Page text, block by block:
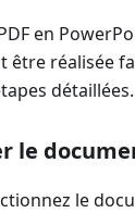
en
être réalisée
détaillées.
le
le